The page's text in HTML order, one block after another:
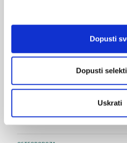
Dopusti
Dopusti
Uskrati
14.07.2016.
Što su probiotici i kako se